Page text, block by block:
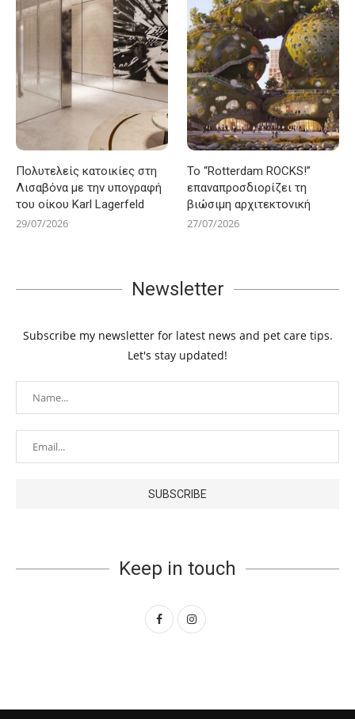
Πολυτελείς κατοικίες στη
Λισαβόνα με την υπογραφή
του οίκου Karl Lagerfeld
29/07/2026
Το “Rotterdam ROCKS!”
επαναπροσδιορίζει τη
βιώσιμη αρχιτεκτονική
27/07/2026
Newsletter
Subscribe my newsletter for latest news and pet care tips.
Let's stay updated!
Keep in touch